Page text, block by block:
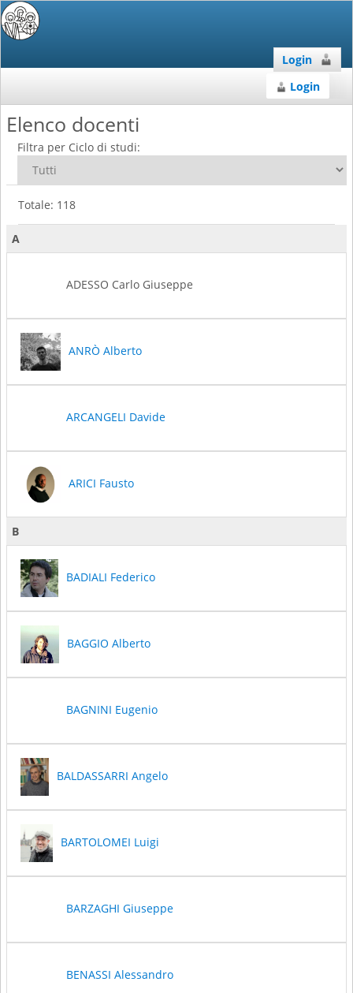
Login
Login
Elenco docenti
Filtra per Ciclo di studi:
Totale: 118
A
ADESSO Carlo Giuseppe
ANRÒ Alberto
ARCANGELI Davide
ARICI Fausto
B
BADIALI Federico
BAGGIO Alberto
BAGNINI Eugenio
BALDASSARRI Angelo
BARTOLOMEI Luigi
BARZAGHI Giuseppe
BENASSI Alessandro